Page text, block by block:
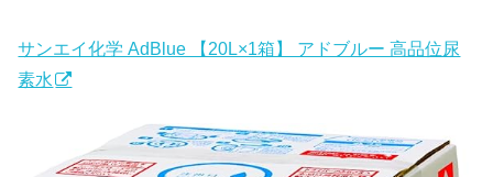
サンエイ化学 AdBlue 【20L×1箱】 アドブルー 高品位尿
素水